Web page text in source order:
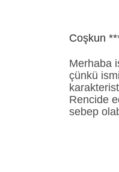
Coşkun
Merhaba
çünkü
Rencide
sebep